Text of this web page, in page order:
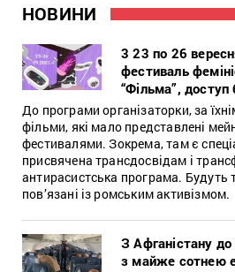
НОВИНИ
3 23 по 26
фестиваль
“Фільма”,
До програми організаторки, за
фільми, які мало представлені
фестивалями. Зокрема, там є
присвячена трансдосвідам і
антирасистська програма. Будуть
пов’язані із ромським активізмом.
З Афганістану до
з майже сотнею